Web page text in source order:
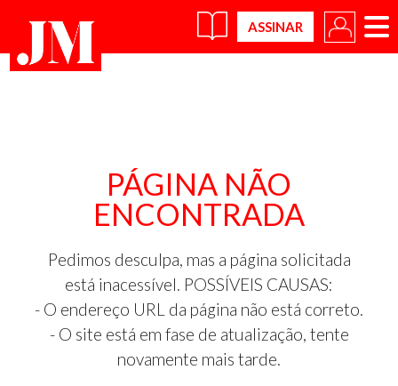
×
PÁGINA NÃO
ENCONTRADA
Pedimos desculpa, mas a página solicitada
está inacessível. POSSÍVEIS CAUSAS:
- O endereço URL da página não está correto.
- O site está em fase de atualização, tente
novamente mais tarde.